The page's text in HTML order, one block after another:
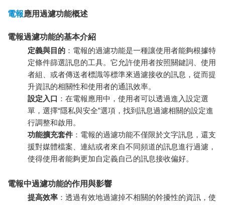
電報應用過濾功能概述
電報過濾功能的基本介紹
定義與目的 ：電報的過濾功能是一種讓使用者能夠根據特
定條件篩選訊息的工具。它允許使用者按照關鍵詞、使用
者組、或者傳送者標識等標準來過濾接收的訊息，從而提
升資訊的相關性和使用者的通訊效率。
設定入口 ：在電報應用中，使用者可以透過進入設定選
單，選擇“隱私與安全”選項，找到訊息過濾相關的設定進
行調整和啟用。
功能擴充套件 ：電報的過濾功能不僅限於文字訊息，還支
援對媒體檔案、連結或者來自不同頻道的訊息進行過濾，
使得使用者能夠更加自定義自己的訊息接收偏好。
電報中過濾功能的作用與影響
提高效率 ：透過有效地過濾掉不相關的幹擾性的資訊，使